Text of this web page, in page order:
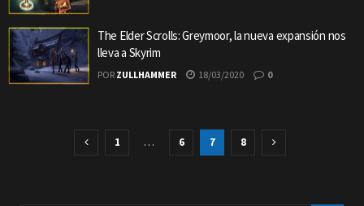
The Elder Scrolls: Greymoor, la nueva expansión nos
lleva a Skyrim
POR ZULLHAMMER 18/03/2020 0
1 … 6 7 8